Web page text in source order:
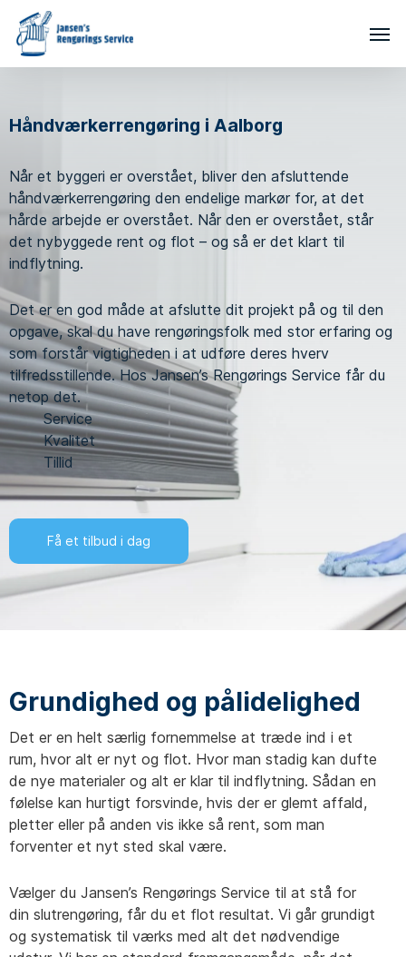
main
Håndværkerrengøring i Aalborg
Når et byggeri er overstået, bliver den afsluttende
håndværkerrengøring den endelige markør for, at det
hårde arbejde er overstået. Når den er overstået, står
det nybyggede rent og flot – og så er det klart til
indflytning.
Det er en god måde at afslutte dit projekt på og til den
opgave, skal du have rengøringsfolk med stor erfaring og
som forstår vigtigheden i at udføre deres hverv
tilfredsstillende. Hos Jansen’s Rengørings Service får du
netop det.
Service
Kvalitet
Tillid
Få et tilbud i dag
Grundighed og pålidelighed
Det er en helt særlig fornemmelse at træde ind i et
rum, hvor alt er nyt og flot. Hvor man stadig kan dufte
de nye materialer og alt er klar til indflytning. Sådan en
følelse kan hurtigt forsvinde, hvis der er glemt affald,
pletter eller på anden vis ikke så rent, som man
forventer et nyt sted skal være.
Vælger du Jansen’s Rengørings Service til at stå for
din slutrengøring, får du et flot resultat. Vi går grundigt
og systematisk til værks med alt det nødvendige